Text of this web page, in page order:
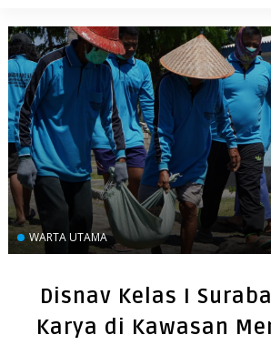
WARTA UTAMA
Disnav Kelas I
Karya di Kawasan